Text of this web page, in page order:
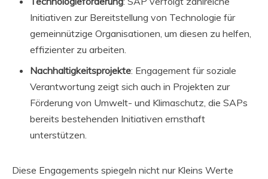
Initiativen zur Bereitstellung von Technologie für
gemeinnützige Organisationen, um diesen zu helfen,
effizienter zu arbeiten.
Nachhaltigkeitsprojekte: Engagement für soziale
Verantwortung zeigt sich auch in Projekten zur
Förderung von Umwelt- und Klimaschutz, die SAPs
bereits bestehenden Initiativen ernsthaft
unterstützen.
Diese Engagements spiegeln nicht nur Kleins Werte